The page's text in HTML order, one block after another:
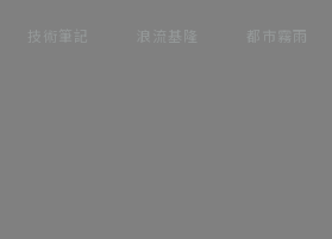
技術筆記 浪流基隆 都市霧雨